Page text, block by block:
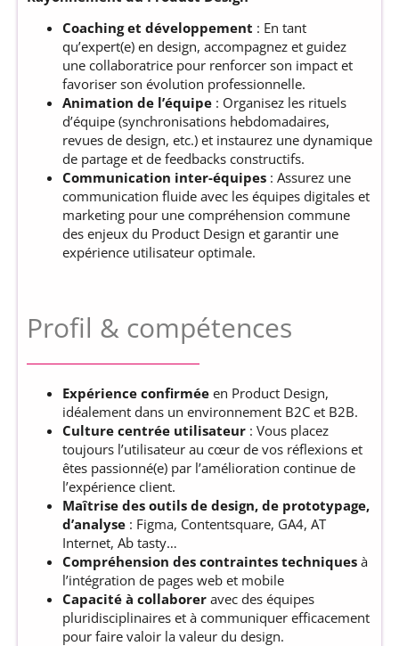
Coaching et développement : En tant
qu’expert(e) en design, accompagnez et guidez
une collaboratrice pour renforcer son impact et
favoriser son évolution professionnelle.
Animation de l’équipe : Organisez les rituels
d’équipe (synchronisations hebdomadaires,
revues de design, etc.) et instaurez une dynamique
de partage et de feedbacks constructifs.
Communication inter-équipes : Assurez une
communication fluide avec les équipes digitales et
marketing pour une compréhension commune
des enjeux du Product Design et garantir une
expérience utilisateur optimale.
Profil & compétences
Expérience confirmée en Product Design,
idéalement dans un environnement B2C et B2B.
Culture centrée utilisateur : Vous placez
toujours l’utilisateur au cœur de vos réflexions et
êtes passionné(e) par l’amélioration continue de
l’expérience client.
Maîtrise des outils de design, de prototypage,
d’analyse : Figma, Contentsquare, GA4, AT
Internet, Ab tasty…
Compréhension des contraintes techniques à
l’intégration de pages web et mobile
Capacité à collaborer avec des équipes
pluridisciplinaires et à communiquer efficacement
pour faire valoir la valeur du design.